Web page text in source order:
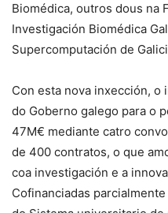
Biomédica, outros dous na
Investigación Biomédica
Supercomputación de
Con esta nova inxección,
do Goberno galego para o
47M€ mediante catro
de 400 contratos, o que
coa investigación e a
Cofinanciadas